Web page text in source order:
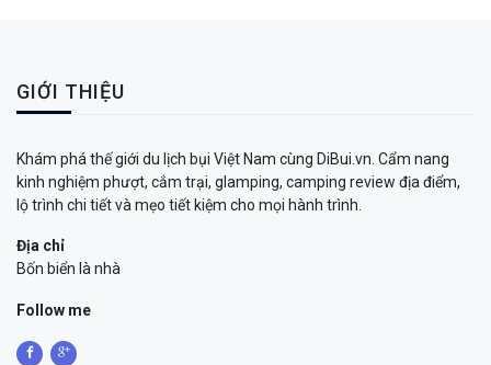
GIỚI THIỆU
Khám phá thế giới du lịch bụi Việt Nam cùng DiBui.vn. Cẩm nang
kinh nghiệm phượt, cắm trại, glamping, camping review địa điểm,
lộ trình chi tiết và mẹo tiết kiệm cho mọi hành trình.
Địa chỉ
Bốn biển là nhà
Follow me